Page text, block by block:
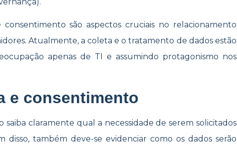
consentimento são aspectos cruciais no relacionamento
Atualmente, a coleta e o tratamento de dados estão
apenas de TI e assumindo protagonismo nos
e consentimento
saiba claramente qual a necessidade de serem solicitados
disso, também deve-se evidenciar como os dados serão